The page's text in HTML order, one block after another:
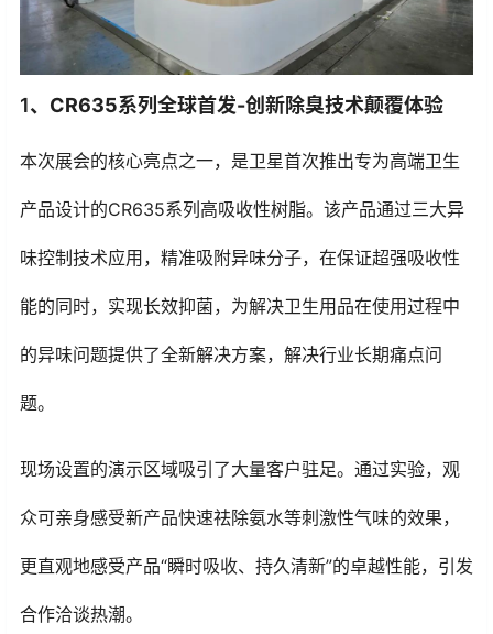
1、 CR635系列全球首发-创新除臭技术颠覆体验
本次展会的核心亮点之一，是卫星首次推出专为高端卫生
产品设计的CR635系列高吸收性树脂。该产品通过三大异
味控制技术应用，精准吸附异味分子，在保证超强吸收性
能的同时，实现长效抑菌，为解决卫生用品在使用过程中
的异味问题提供了全新解决方案，解决行业长期痛点问
题。
现场设置的演示区域吸引了大量客户驻足。通过实验，观
众可亲身感受新产品快速祛除氨水等刺激性气味的效果，
更直观地感受产品“瞬时吸收、持久清新”的卓越性能，引发
合作洽谈热潮。